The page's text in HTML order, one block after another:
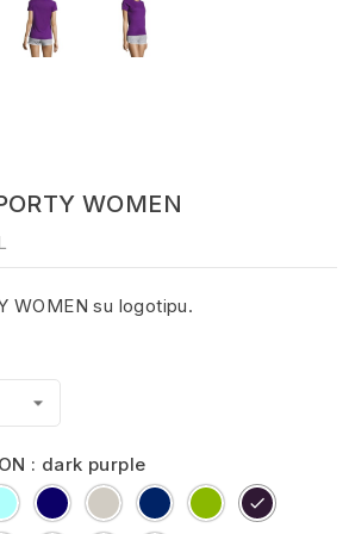
WOMEN
WOMEN su logotipu.
: dark purple
Aqua French
Navy
pure
grey
royal
blue
Apple
Green
dark
purple